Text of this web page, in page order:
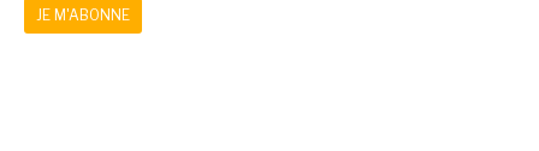
JE M'ABONNE